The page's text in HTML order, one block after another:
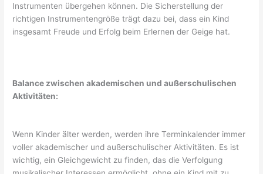
Instrumenten übergehen können. Die Sicherstellung der
richtigen Instrumentengröße trägt dazu bei, dass ein Kind
insgesamt Freude und Erfolg beim Erlernen der Geige hat.
Balance zwischen akademischen und außerschulischen
Aktivitäten:
Wenn Kinder älter werden, werden ihre Terminkalender immer
voller akademischer und außerschulischer Aktivitäten. Es ist
wichtig, ein Gleichgewicht zu finden, das die Verfolgung